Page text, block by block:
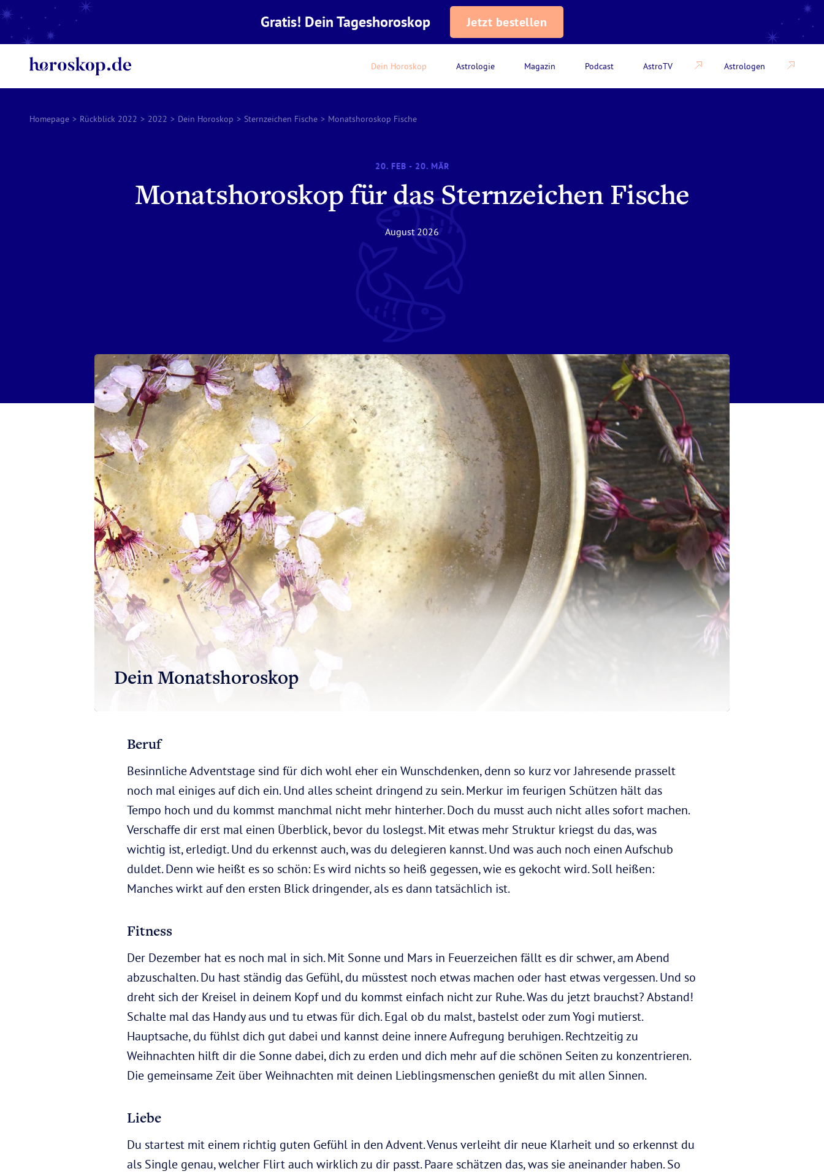
Dein Horoskop Astrologie Magazin Podcast AstroTV Astrologen
Gratis! Dein Tageshoroskop Jetzt bestellen
Homepage > Rückblick 2022 > 2022 > Dein Horoskop > Sternzeichen Fische > Monatshoroskop Fische
20. FEB - 20. MÄR
Monatshoroskop für das Sternzeichen Fische
August 2026
Dein Monatshoroskop
Beruf
Besinnliche Adventstage sind für dich wohl eher ein Wunschdenken, denn so kurz vor Jahresende prasselt
noch mal einiges auf dich ein. Und alles scheint dringend zu sein. Merkur im feurigen Schützen hält das
Tempo hoch und du kommst manchmal nicht mehr hinterher. Doch du musst auch nicht alles sofort machen.
Verschaffe dir erst mal einen Überblick, bevor du loslegst. Mit etwas mehr Struktur kriegst du das, was
wichtig ist, erledigt. Und du erkennst auch, was du delegieren kannst. Und was auch noch einen Aufschub
duldet. Denn wie heißt es so schön: Es wird nichts so heiß gegessen, wie es gekocht wird. Soll heißen:
Manches wirkt auf den ersten Blick dringender, als es dann tatsächlich ist.
Fitness
Der Dezember hat es noch mal in sich. Mit Sonne und Mars in Feuerzeichen fällt es dir schwer, am Abend
abzuschalten. Du hast ständig das Gefühl, du müsstest noch etwas machen oder hast etwas vergessen. Und so
dreht sich der Kreisel in deinem Kopf und du kommst einfach nicht zur Ruhe. Was du jetzt brauchst? Abstand!
Schalte mal das Handy aus und tu etwas für dich. Egal ob du malst, bastelst oder zum Yogi mutierst.
Hauptsache, du fühlst dich gut dabei und kannst deine innere Aufregung beruhigen. Rechtzeitig zu
Weihnachten hilft dir die Sonne dabei, dich zu erden und dich mehr auf die schönen Seiten zu konzentrieren.
Die gemeinsame Zeit über Weihnachten mit deinen Lieblingsmenschen genießt du mit allen Sinnen.
Liebe
Du startest mit einem richtig guten Gefühl in den Advent. Venus verleiht dir neue Klarheit und so erkennst du
als Single genau, welcher Flirt auch wirklich zu dir passt. Paare schätzen das, was sie aneinander haben. So